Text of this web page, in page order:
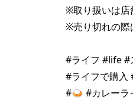
※取り扱いは店
※売り切れの際
#ライフ #life #
#ライフで購入
#🍛 #カレーラ